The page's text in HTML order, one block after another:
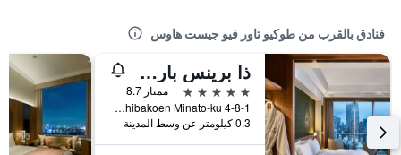
فنادق بالقرب من طوكيو تاور فيو جيست هاوس
ذا برينس بارك تَوَر طوكيو - الفنادق والمنتجعات المفضلة، مجموعة فنادق إل في إكس
5 نجوم
ممتاز 8.7
4-8-1 Shibakoen Minato-ku, طوكيو, اليابان
0.3 كيلومتر عن وسط المدينة